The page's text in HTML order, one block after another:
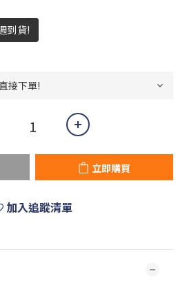
到貨!
立即購買
加入追蹤清單